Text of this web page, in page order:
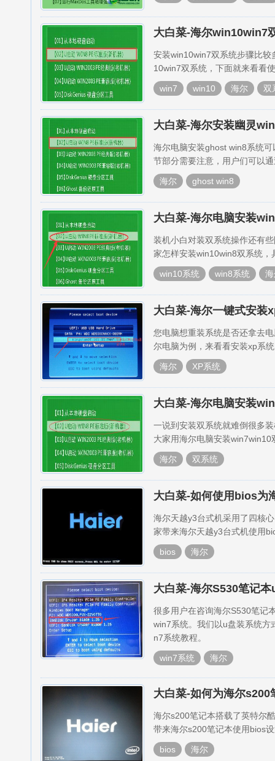
大白菜-海尔win10win7
安装win10win7双系统步骤比
10win7双系统，下面就来看看
win7 win10 海尔 双
大白菜-海尔安装幽灵
海尔电脑安装ghost win8系统
节部分需要注意，用户们可以
海尔 ghost win8
大白菜-海尔电脑安装
装机小白对装双系统操作还有
家怎样安装win10win8双系统
win10系统 win8系统
大白菜-海尔一键式安装
您电脑想重装系统是否还拿去
尔电脑为例，来看看安装xp系
海尔 XP系统
大白菜-海尔电脑安装
一说到安装双系统就难倒很多
大家用海尔电脑安装
海尔 双系统
大白菜-如何使用bios为
海尔天越y3台式机采用了四核
家带来海尔天越y3台式机使用
bios 海尔
大白菜-海尔S530笔记
很多用户在咨询海尔S530笔记
win7系统。我们以u盘装系统方
n7系统教程。
win7系统 海尔
大白菜-如何为海尔
海尔s200笔记本搭载了英特尔
带来海尔s200笔记本使用bios
bios 海尔